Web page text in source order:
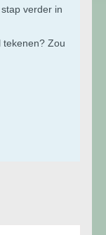
verder in
tekenen? Zou